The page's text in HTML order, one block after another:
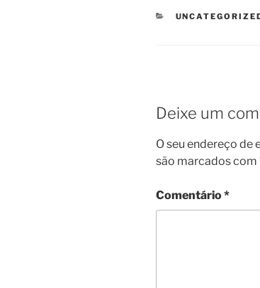
CATEGORIAS
Deixe um
O seu endereço de
são marcados com
Comentário*